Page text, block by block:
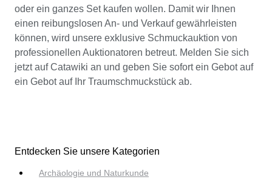
oder ein ganzes Set kaufen wollen. Damit wir Ihnen
einen reibungslosen An- und Verkauf gewährleisten
können, wird unsere exklusive Schmuckauktion von
professionellen Auktionatoren betreut. Melden Sie sich
jetzt auf Catawiki an und geben Sie sofort ein Gebot auf
ein Gebot auf Ihr Traumschmuckstück ab.
Entdecken Sie unsere Kategorien
Archäologie und Naturkunde